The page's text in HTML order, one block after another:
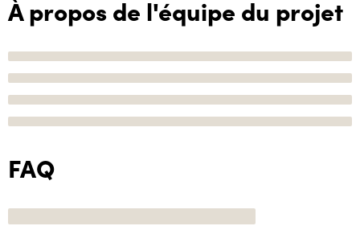
À propos de l'équipe du projet
FAQ